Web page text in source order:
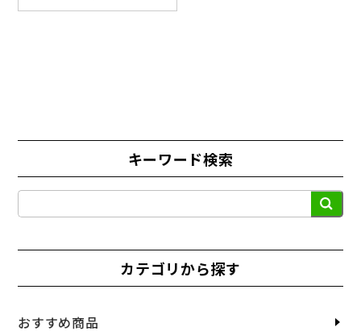
キーワード検索
検
索
カテゴリから探す
おすすめ商品